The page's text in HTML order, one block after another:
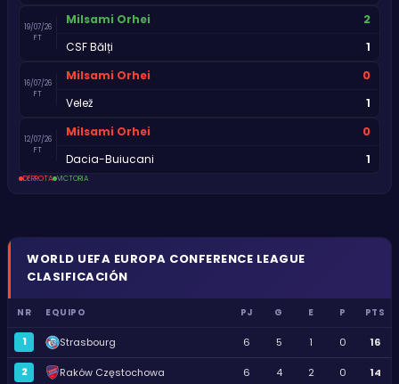
19/07/26
FT
Milsami Orhei 2
CSF Bălți 1
16/07/26
FT
Milsami Orhei 0
Velež 1
12/07/26
FT
Milsami Orhei 0
Dacia-Buiucani 1
DERROTA VICTORIA
WORLD UEFA EUROPA CONFERENCE LEAGUE
CLASIFICACIÓN
NR EQUIPO PJ G E P PTS
1 Strasbourg 6 5 1 0 16
2 Raków Częstochowa 6 4 2 0 14